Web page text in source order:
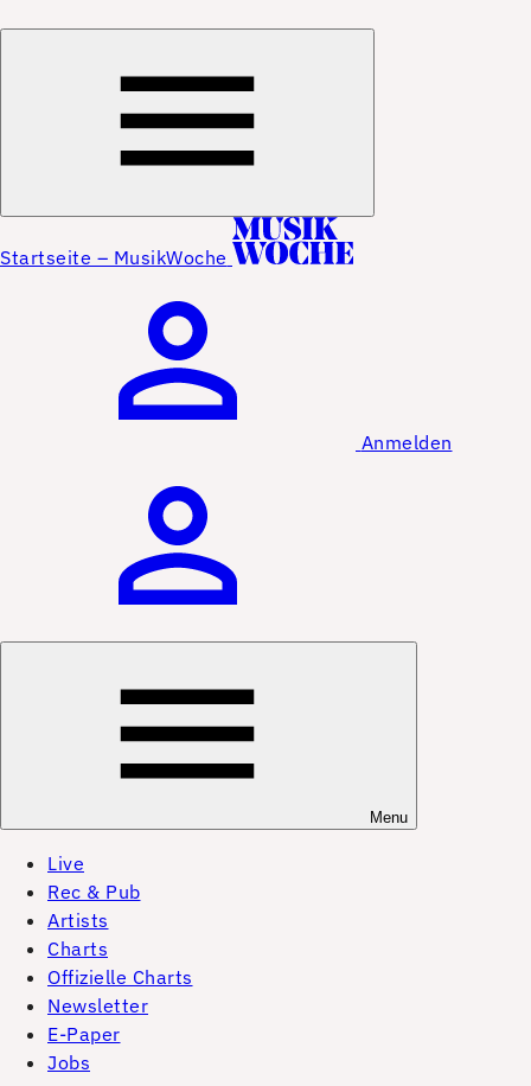
Startseite – MusikWoche
Anmelden
Menu
Live
Rec & Pub
Artists
Charts
Offizielle Charts
Newsletter
E-Paper
Jobs